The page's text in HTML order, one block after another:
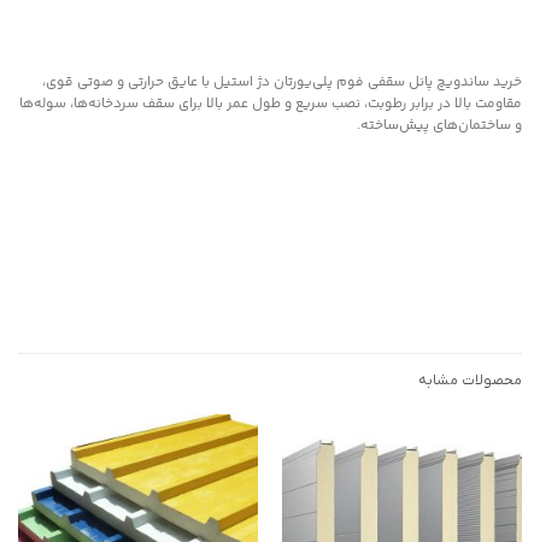
خرید ساندویچ پانل سقفی فوم پلی‌یورتان دژ استیل با عایق حرارتی و صوتی قوی،
مقاومت بالا در برابر رطوبت، نصب سریع و طول عمر بالا برای سقف سردخانه‌ها، سوله‌ها
و ساختمان‌های پیش‌ساخته.
محصولات مشابه